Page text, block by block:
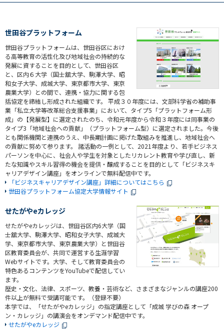
世田谷プラットフォーム
世田谷プラットフォームは、世田谷区におけ
る高等教育の活性化及び地域社会の持続的な
発展に資することを目的として、世田谷区
と、区内６大学（国士舘大学、駒澤大学、昭
和女子大学、成城大学、東京都市大学、東京
農業大学）との間で、連携・協力に関する包
括協定を締結し形成された組織です。 平成３０年度には、文部科学省の補助事
業「私立大学等改革総合支援事業」において、タイプ5「プラットフォーム形
成」の【発展型】に選定されたのち、令和元年度から令和３年度には同事業の
タイプ3「地域社会への貢献」（プラットフォーム型）に選定されました。今後
とも関係機関と連携のうえ、中長期計画に掲げた取組みを推進し、地域社会へ
の貢献に努めて参ります。 諸活動の一例として、2021年度より、若手ビジネス
パーソンを中心に、社会人や学生を対象としたリカレント教育や学び直し、新
たな知識やスキル習得の機会を提供・醸成することを目的として「ビジネスキ
ャリアデザイン講座」をオンラインで無料配信中です。
「ビジネスキャリアデザイン講座」詳細についてはこちら
世田谷プラットフォーム協定大学情報サイト
せたがやeカレッジ
せたがやeカレッジは、世田谷区内6大学（国
士舘大学、駒澤大学、昭和女子大学、成城大
学、東京都市大学、東京農業大学）と世田谷
区教育委員会が、共同で運営する生涯学習
Webサイトです。大学、そして教育委員会の
特色あるコンテンツをYouTubeで配信してい
ます。
歴史・文化、法律、スポーツ、教養・芸術など、さまざまなジャンルの講座200
件以上が無料で受講可能です。（登録不要）
本学では、「せたがやeカレッジ」の指定講座として「成城 学びの森 オープ
ン・カレッジ」の講演会をオンデマンド配信中です。
せたがやeカレッジ